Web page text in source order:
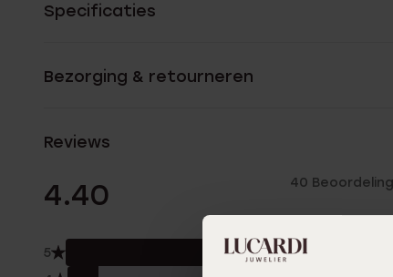
Specificaties
Bezorging & retourneren
Reviews
4.40 40
5